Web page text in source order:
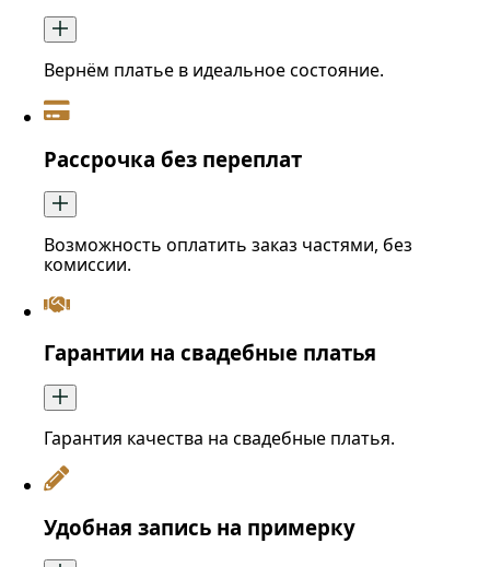
Вернём платье в идеальное состояние.
Рассрочка без переплат
Возможность оплатить заказ частями, без
комиссии.
Гарантии на свадебные платья
Гарантия качества на свадебные платья.
Удобная запись на примерку